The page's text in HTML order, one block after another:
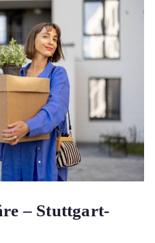
– Stuttgart-